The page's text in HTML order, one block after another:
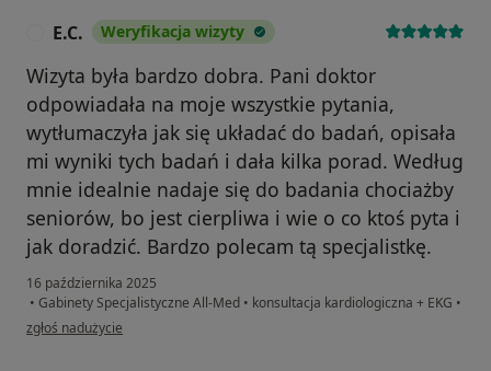
E.C. Weryfikacja wizyty
Wizyta była bardzo dobra. Pani doktor
odpowiadała na moje wszystkie pytania,
wytłumaczyła jak się układać do badań, opisała
mi wyniki tych badań i dała kilka porad. Według
mnie idealnie nadaje się do badania chociażby
seniorów, bo jest cierpliwa i wie o co ktoś pyta i
jak doradzić. Bardzo polecam tą specjalistkę.
16 października 2025
• Gabinety Specjalistyczne All-Med • konsultacja kardiologiczna + EKG •
w opinii użytkownika E.C.
zgłoś nadużycie